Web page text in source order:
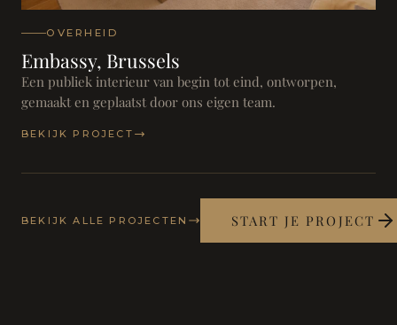
OVERHEID
Embassy, Brussels
Een publiek interieur van begin tot eind, ontworpen,
gemaakt en geplaatst door ons eigen team.
BEKIJK PROJECT
BEKIJK ALLE PROJECTEN START JE PROJECT